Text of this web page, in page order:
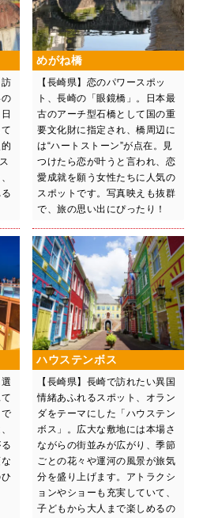
めがね橋
【長崎県】恋のパワースポッ
ト、長崎の「眼鏡橋」。日本最
古のアーチ型石橋として国の重
要文化財に指定され、橋周辺に
は“ハートストーン”が点在。見
つけたら恋が叶うと言われ、恋
愛成就を願う女性たちに人気の
スポットです。写真映えも抜群
で、旅の思い出にぴったり！
ハウステンボス
【長崎県】長崎で訪れたい異国
情緒あふれるスポット、オラン
ダをテーマにした「ハウステン
ボス」。広大な敷地には本場さ
ながらの街並みが広がり、季節
ごとの花々や運河の風景が旅気
分を盛り上げます。アトラクシ
ョンやショーも充実していて、
子どもから大人まで楽しめるの